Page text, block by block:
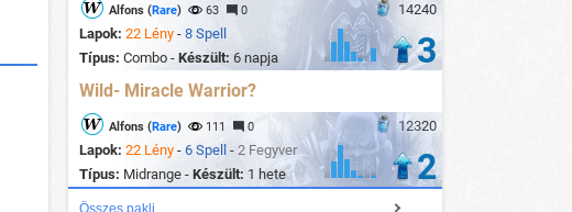
14240
Alfons (Rare) 63 0
Lapok: 22 Lény - 8 Spell
Típus: Combo - Készült: 6 napja 3
Wild- Miracle Warrior?
12320
Alfons (Rare) 111 0
Lapok: 22 Lény - 6 Spell - 2 Fegyver
Típus: Midrange - Készült: 1 hete 2
Összes pakli